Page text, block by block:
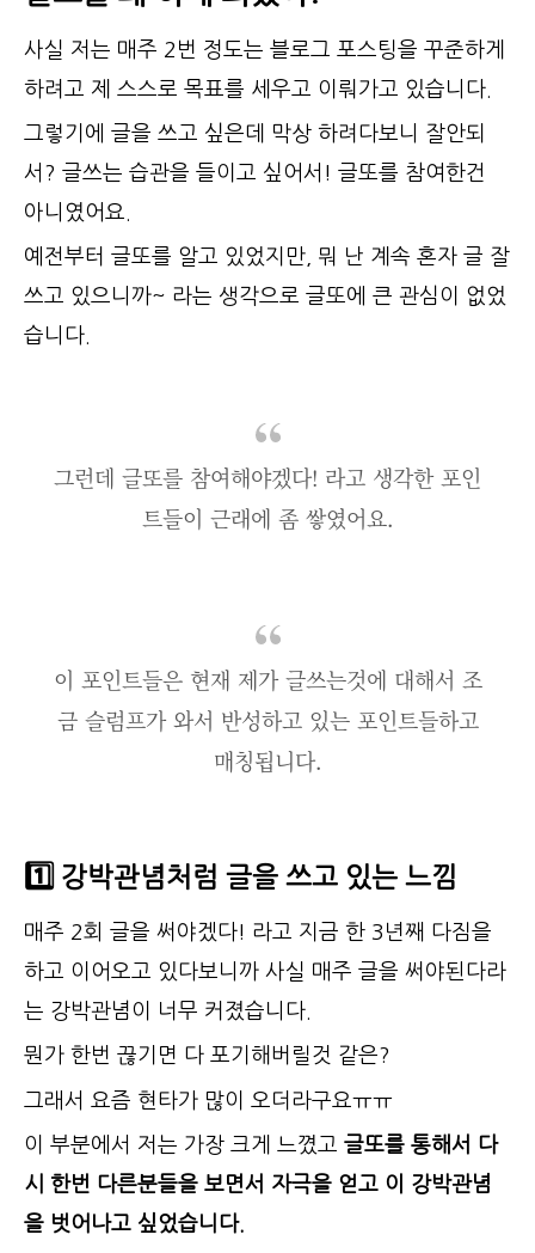
사실 저는 매주 2번 정도는 블로그 포스팅을 꾸준하게
하려고 제 스스로 목표를 세우고 이뤄가고 있습니다.
그렇기에 글을 쓰고 싶은데 막상 하려다보니 잘안되
서? 글쓰는 습관을 들이고 싶어서! 글또를 참여한건
아니였어요.
예전부터 글또를 알고 있었지만, 뭐 난 계속 혼자 글 잘
쓰고 있으니까~ 라는 생각으로 글또에 큰 관심이 없었
습니다.
그런데 글또를 참여해야겠다! 라고 생각한 포인
트들이 근래에 좀 쌓였어요.
이 포인트들은 현재 제가 글쓰는것에 대해서 조
금 슬럼프가 와서 반성하고 있는 포인트들하고
매칭됩니다.
1️⃣ 강박관념처럼 글을 쓰고 있는 느낌
매주 2회 글을 써야겠다! 라고 지금 한 3년째 다짐을
하고 이어오고 있다보니까 사실 매주 글을 써야된다라
는 강박관념이 너무 커졌습니다.
뭔가 한번 끊기면 다 포기해버릴것 같은?
그래서 요즘 현타가 많이 오더라구요ㅠㅠ
이 부분에서 저는 가장 크게 느꼈고 글또를 통해서 다
시 한번 다른분들을 보면서 자극을 얻고 이 강박관념
을 벗어나고 싶었습니다.